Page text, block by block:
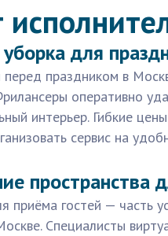
уборка для
праздником в
оперативно
интерьер. Гибкие
сервис на
пространства
приёма гостей — часть
Специалисты